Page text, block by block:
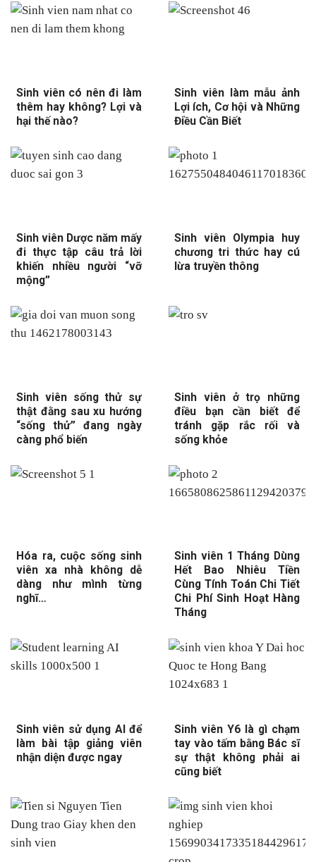
Sinh viên có nên đi làm
thêm hay không? Lợi và
hại thế nào?
Sinh viên làm mẫu ảnh
Lợi ích, Cơ hội và Những
Điều Cần Biết
Sinh viên Dược năm mấy
đi thực tập câu trả lời
khiến nhiều người “vỡ
mộng”
Sinh viên Olympia huy
chương tri thức hay cú
lừa truyền thông
Sinh viên sống thử sự
thật đằng sau xu hướng
“sống thử” đang ngày
càng phổ biến
Sinh viên ở trọ những
điều bạn cần biết để
tránh gặp rắc rối và
sống khỏe
Hóa ra, cuộc sống sinh
viên xa nhà không dễ
dàng như mình từng
nghĩ…
Sinh viên 1 Tháng Dùng
Hết Bao Nhiêu Tiền
Cùng Tính Toán Chi Tiết
Chi Phí Sinh Hoạt Hàng
Tháng
Sinh viên sử dụng AI để
làm bài tập giảng viên
nhận diện được ngay
Sinh viên Y6 là gì chạm
tay vào tấm bằng Bác sĩ
sự thật không phải ai
cũng biết